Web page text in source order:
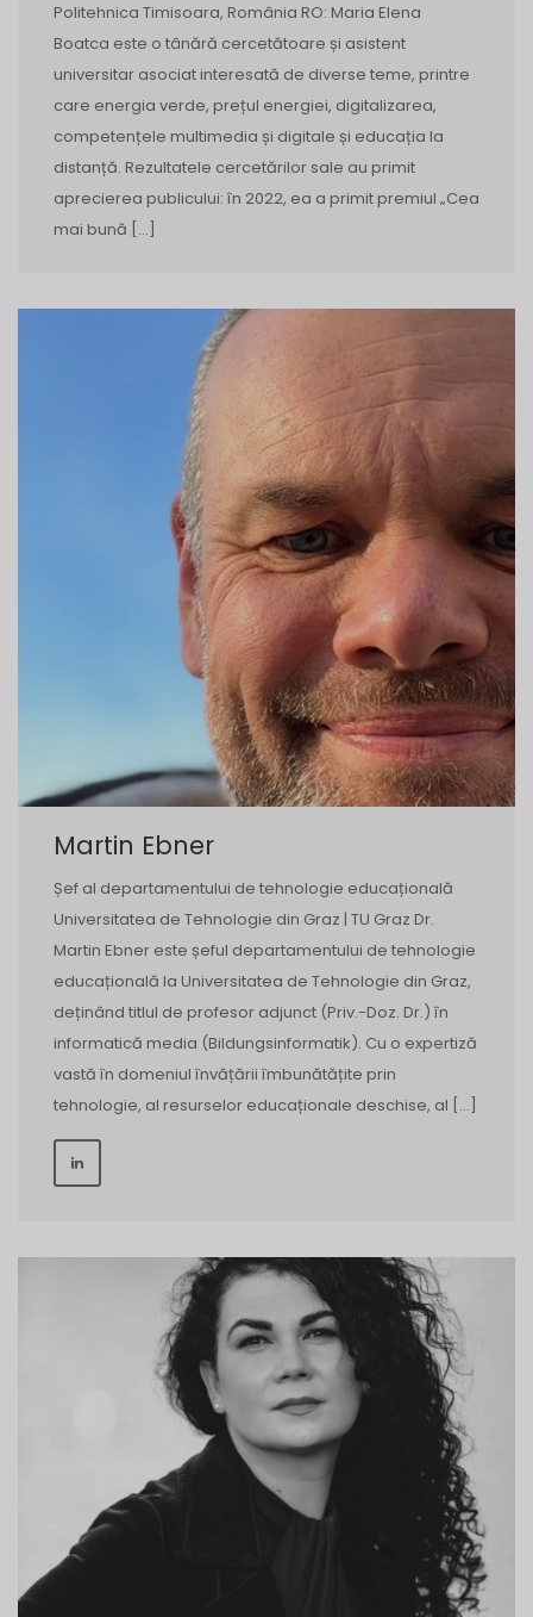
Politehnica Timisoara, România RO: Maria Elena
Boatca este o tânără cercetătoare și asistent
universitar asociat interesată de diverse teme, printre
care energia verde, prețul energiei, digitalizarea,
competențele multimedia și digitale și educația la
distanță. Rezultatele cercetărilor sale au primit
aprecierea publicului: în 2022, ea a primit premiul „Cea
mai bună […]
Martin Ebner
Șef al departamentului de tehnologie educațională
Universitatea de Tehnologie din Graz | TU Graz Dr.
Martin Ebner este șeful departamentului de tehnologie
educațională la Universitatea de Tehnologie din Graz,
deținând titlul de profesor adjunct (Priv.-Doz. Dr.) în
informatică media (Bildungsinformatik). Cu o expertiză
vastă în domeniul învățării îmbunătățite prin
tehnologie, al resurselor educaționale deschise, al […]